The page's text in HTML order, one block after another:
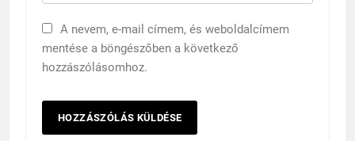
A nevem, e-mail címem, és weboldalcímem
mentése a böngészőben a következő
hozzászólásomhoz.